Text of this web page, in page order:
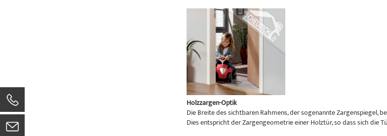
Holzzargen-Optik
Die Breite des sichtbaren Rahmens, der sogenannte Zargenspiegel,
Dies entspricht der Zargengeometrie einer Holztür, so dass sich die